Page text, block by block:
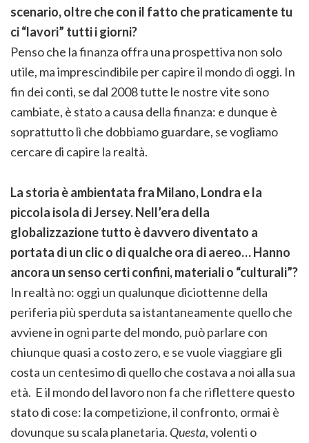
scenario, oltre che con il fatto che praticamente tu
ci “lavori” tutti i giorni?
Penso che la finanza offra una prospettiva non solo
utile, ma imprescindibile per capire il mondo di oggi. In
fin dei conti, se dal 2008 tutte le nostre vite sono
cambiate, è stato a causa della finanza: e dunque è
soprattutto lì che dobbiamo guardare, se vogliamo
cercare di capire la realtà.
La storia è ambientata fra Milano, Londra e la
piccola isola di Jersey. Nell’era della
globalizzazione tutto è davvero diventato a
portata di un clic o di qualche ora di aereo… Hanno
ancora un senso certi confini, materiali o “culturali”?
In realtà no: oggi un qualunque diciottenne della
periferia più sperduta sa istantaneamente quello che
avviene in ogni parte del mondo, può parlare con
chiunque quasi a costo zero, e se vuole viaggiare gli
costa un centesimo di quello che costava a noi alla sua
età. E il mondo del lavoro non fa che riflettere questo
stato di cose: la competizione, il confronto, ormai è
dovunque su scala planetaria. Questa, volenti o